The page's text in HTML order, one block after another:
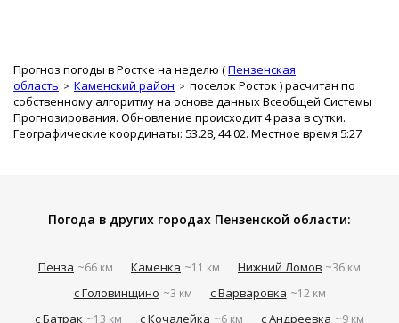
Прогноз погоды в Ростке на неделю (Пензенская
область
Каменский район поселок Росток ) расчитан по
собственному алгоритму на основе данных Всеобщей Системы
Прогнозирования. Обновление происходит 4 раза в сутки.
Географические координаты: 53.28, 44.02. Местное время 5:27
Погода в других городах Пензенской области:
Пенза ~66 км Каменка ~11 км Нижний Ломов ~36 км
с Головинщино ~3 км с Варваровка ~12 км
с Батрак ~13 км с Кочалейка ~6 км с Андреевка ~9 км